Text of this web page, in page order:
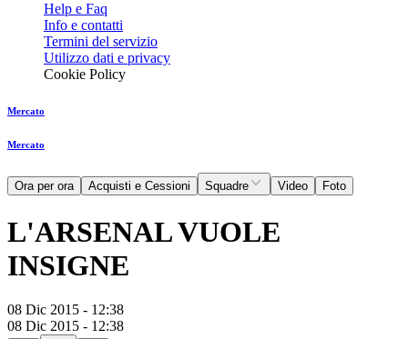
Help e Faq
Info e contatti
Termini del servizio
Utilizzo dati e privacy
Cookie Policy
Mercato
Mercato
Ora per ora Acquisti e Cessioni Squadre Video Foto
L'ARSENAL VUOLE
INSIGNE
08 Dic 2015 - 12:38
08 Dic 2015 - 12:38